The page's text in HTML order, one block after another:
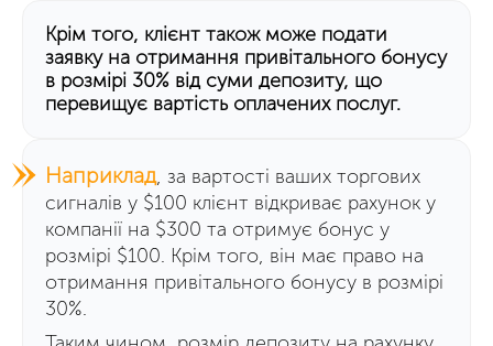
Крім того, клієнт також може подати
заявку на отримання привітального бонусу
в розмірі 30% від суми депозиту, що
перевищує вартість оплачених послуг.
Наприклад, за вартості ваших торгових
сигналів у $100 клієнт відкриває рахунок у
компанії на $300 та отримує бонус у
розмірі $100. Крім того, він має право на
отримання привітального бонусу в розмірі
30%.